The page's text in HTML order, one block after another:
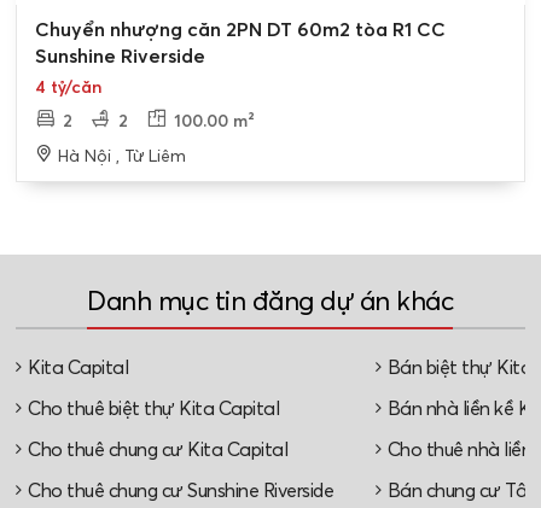
Bán gấp
Chuyển nhượng căn 2PN DT 60m2 tòa R1 CC
Sunshine Riverside
4 tỷ/căn
2
2 100.00 m²
Hà Nội , Từ Liêm
Danh mục tin đăng dự án khác
Kita Capital Bán biệt thự Kita
Cho thuê biệt thự Kita Capital Bán nhà liền kề
Cho thuê chung cư Kita Capital Cho thuê nhà liền
Cho thuê chung cư Sunshine Riverside Bán chung cư Tây